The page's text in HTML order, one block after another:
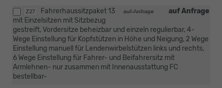
Z27 auf Anfrage
auf Anfrage
Fahrerhaussitzpaket 13
mit Einzelsitzen mit Sitzbezug
gestreift, Vordersitze beheizbar und einzeln regulierbar, 4-
Wege Einstellung für Kopfstützen in Höhe und Neigung, 2 Wege
Einstellung manuell für Lendenwirbelstützen links und rechts,
6 Wege Einstellung für Fahrer- und Beifahrersitz mit
Armlehnen- nur zusammen mit Innenausstattung FC
bestellbar-